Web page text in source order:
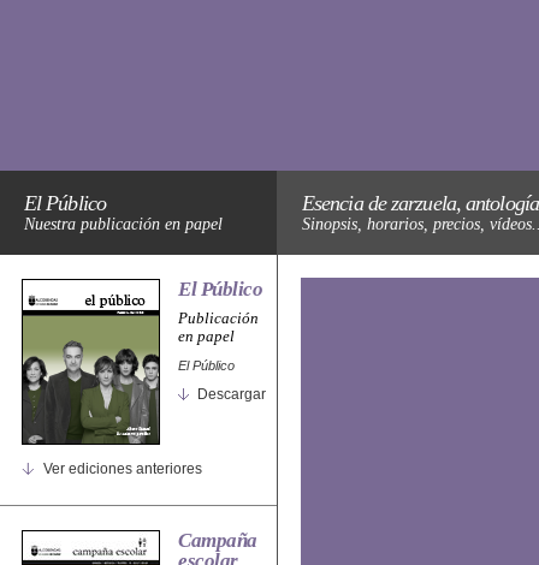
Esencia de zarzuela, antología
Sinopsis, horarios, precios,
El Público
Nuestra publicación en papel
El Público
Publicación
en papel
El Público
Descargar
Ver ediciones anteriores
Campaña